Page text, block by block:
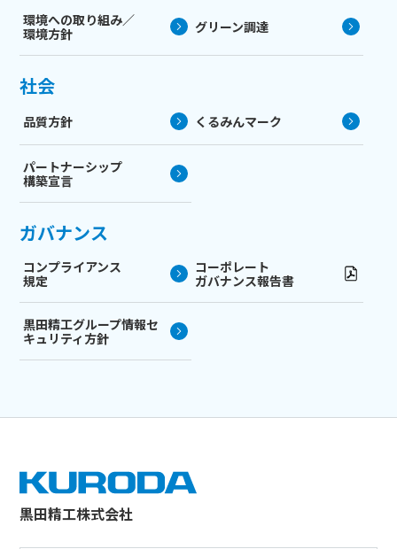
環境への取り組み／
環境方針
グリーン調達
社会
品質方針 くるみんマーク
パートナーシップ
構築宣言
ガバナンス
コンプライアンス
規定
コーポレート
ガバナンス報告書
黒田精工グループ情報セ
キュリティ方針
黒田精工株式会社